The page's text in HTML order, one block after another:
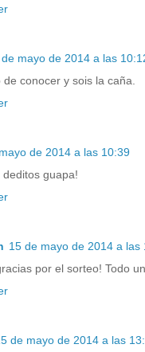
de mayo de 2014 a las
de conocer y sois la caña.
de 2014 a las 10:39
deditos guapa!
15 de mayo de 2014 a las
por el sorteo! Todo
de mayo de 2014 a las